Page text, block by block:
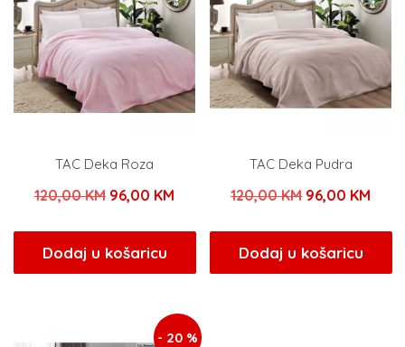
TAC Deka Roza
120,00KM Izvorna
bila
je:
96,00 KMTrenutna
96,00 KM.
Dodaj u košaricu
TAC Deka Pudra
120,00KM Izvorna
bila
je:
96,00 KM
Dodaj u košaricu
- 20 %